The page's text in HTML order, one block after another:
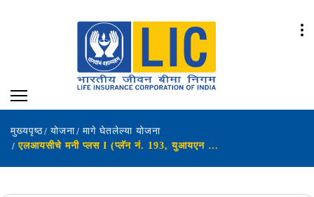
मुख्यपृष्ठ योजना
मागे घेतलेल्या योजना
एलआयसीचे मनी प्लस I (प्लॅन नं. 193, युआयएन नं. 512L248V01)